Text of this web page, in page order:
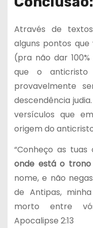
Através de
alguns pontos
(pra não dar
que o
provavelmente
descendência
versículos que
origem do
“Conheço as
onde está o trono
nome, e não
de Antipas,
morto entre
Apocalipse 2:13